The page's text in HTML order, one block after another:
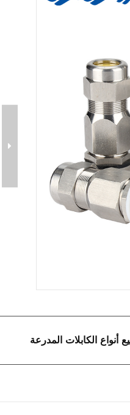
أنواع الكابلات المدرعة